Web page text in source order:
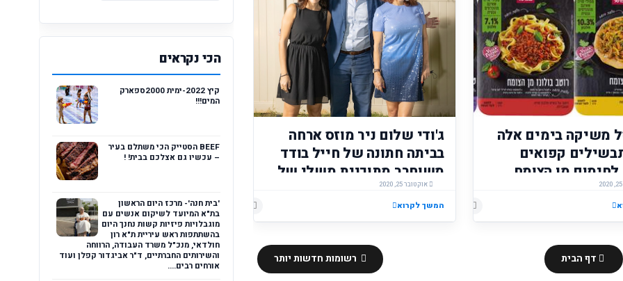
משיקה בימים אלה
קפואים
לחימום מן הצומח.
מיוצרים על בסיס
מהמטבח הביתי אשר
בטעמם את
הבשריים.
הוסף רשומת תגובה
ג'ודי שלום ניר מוזס ארחה
בביתה חתונה של חייל בודד
משוחרר מתוכנית משלי של
עמותת שניר!
אוקטובר 25, 2020
המשך לקרוא הוסף רשומת תגובה
רשומות חדשות יותר דף הבית
הכי נקראים
קיץ 2022-ימית 2000ספארק
המים!!!
BEEF הסטייק הכי משתלם בעיר
– עכשיו גם אצלכם בבית! !
'בית חנה'- מרכז היום הראשון
בת"א המיועד לשיקום אנשים עם
מוגבלויות פיזיות קשות נחנך היום
בהשתתפות ראש עיריית ת"א רון
חולדאי, מנכ"ל משרד העבודה, הרווחה
והשירותים החברתיים, ד"ר אביגדור קפלן ועוד
אורחים רבים....